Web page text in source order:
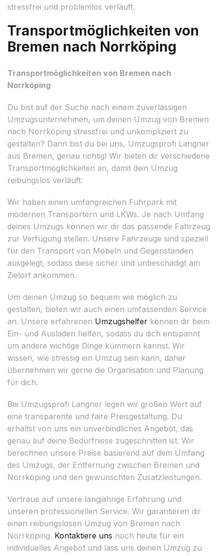
stressfrei und problemlos verläuft.
Transportmöglichkeiten von
Bremen nach Norrköping
Transportmöglichkeiten von Bremen nach
Norrköping
Du bist auf der Suche nach einem zuverlässigen
Umzugsunternehmen, um deinen Umzug von Bremen
nach Norrköping stressfrei und unkompliziert zu
gestalten? Dann bist du bei uns, Umzugsprofi Langner
aus Bremen, genau richtig! Wir bieten dir verschiedene
Transportmöglichkeiten an, damit dein Umzug
reibungslos verläuft.
Wir haben einen umfangreichen Fuhrpark mit
modernen Transportern und LKWs. Je nach Umfang
deines Umzugs können wir dir das passende Fahrzeug
zur Verfügung stellen. Unsere Fahrzeuge sind speziell
für den Transport von Möbeln und Gegenständen
ausgelegt, sodass diese sicher und unbeschädigt am
Zielort ankommen.
Um deinen Umzug so bequem wie möglich zu
gestalten, bieten wir auch einen umfassenden Service
an. Unsere erfahrenen Umzugshelfer können dir beim
Ein- und Ausladen helfen, sodass du dich entspannt
um andere wichtige Dinge kümmern kannst. Wir
wissen, wie stressig ein Umzug sein kann, daher
übernehmen wir gerne die Organisation und Planung
für dich.
Bei Umzugsprofi Langner legen wir großen Wert auf
eine transparente und faire Preisgestaltung. Du
erhältst von uns ein unverbindliches Angebot, das
genau auf deine Bedürfnisse zugeschnitten ist. Wir
berechnen unsere Preise basierend auf dem Umfang
des Umzugs, der Entfernung zwischen Bremen und
Norrköping und den gewünschten Zusatzleistungen.
Vertraue auf unsere langjährige Erfahrung und
unseren professionellen Service. Wir garantieren dir
einen reibungslosen Umzug von Bremen nach
Norrköping. Kontaktiere uns noch heute für ein
individuelles Angebot und lass uns deinen Umzug zu